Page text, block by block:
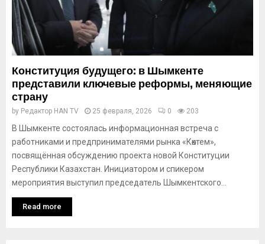
Конституция будущего: в Шымкенте
представили ключевые реформы, меняющие
страну
by Редактор HAN TV 25 февраля, 2026 0 203
В Шымкенте состоялась информационная встреча с
работниками и предпринимателями рынка «Көктем»,
посвящённая обсуждению проекта новой Конституции
Республики Казахстан. Инициатором и спикером
мероприятия выступил председатель Шымкентского...
Read more